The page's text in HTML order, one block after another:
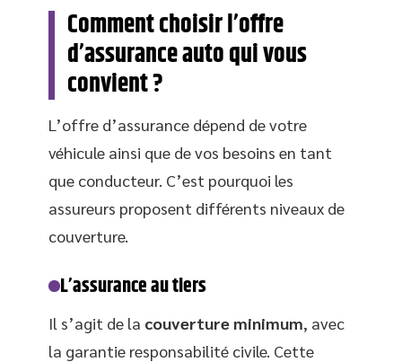
Comment choisir l’offre
d’assurance auto qui vous
convient ?
L’offre d’assurance dépend de votre
véhicule ainsi que de vos besoins en tant
que conducteur. C’est pourquoi les
assureurs proposent différents niveaux de
couverture.
L’assurance au tiers
Il s’agit de la couverture minimum, avec
la garantie responsabilité civile. Cette